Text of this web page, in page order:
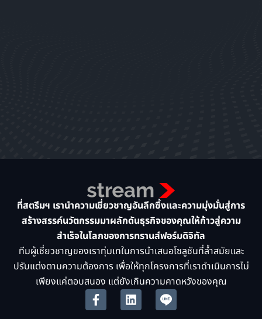
ที่สตรีมฯ เรานำความเชี่ยวชาญอันลึกซึ้งและความมุ่งมั่นสู่การ
สร้างสรรค์นวัตกรรมมาผลักดันธุรกิจของคุณให้ก้าวสู่ความ
สำเร็จในโลกของการทรานส์ฟอร์มดิจิทัล
ทีมผู้เชี่ยวชาญของเราทุ่มเทในการนำเสนอโซลูชันที่ล้ำสมัยและ
ปรับแต่งตามความต้องการ เพื่อให้ทุกโครงการที่เราดำเนินการไม่
เพียงแค่ตอบสนอง แต่ยังเกินความคาดหวังของคุณ
F
a
L
i